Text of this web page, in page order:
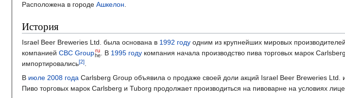
Расположена в городе Ашкелон
История
Israel Beer Breweries Ltd. была основана в 1992 году одним из крупнейших мировых
компанией CBC Groupru
he
. В 1995 году компания начала производство пива торговых марок
импортировались
В июле 2008 года Carlsberg Group объявила о продаже своей доли акций Israel Beer Breweries Ltd.
Пиво торговых марок Carlsberg и Tuborg продолжает производиться на пивоварне на условиях